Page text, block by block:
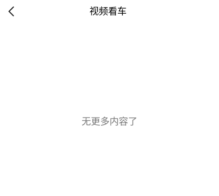
视频看车
无更多内容了